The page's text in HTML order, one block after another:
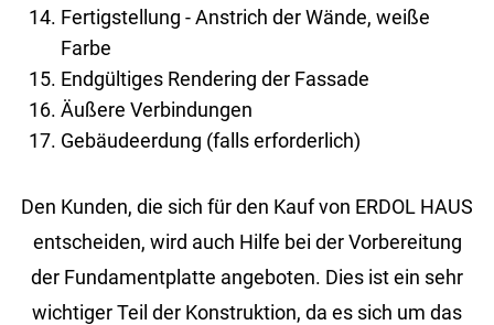
Fertigstellung - Anstrich der Wände, weiße
Farbe
Endgültiges Rendering der Fassade
Äußere Verbindungen
Gebäudeerdung (falls erforderlich)
Den Kun­den, die sich für den Kauf von ERDOL HAUS
ent­schei­den, wird auch Hilfe bei der Vor­be­rei­tung
der Fun­da­ment­plat­te an­ge­bo­ten. Dies ist ein sehr
wich­ti­ger Teil der Kon­struk­ti­on, da es sich um das